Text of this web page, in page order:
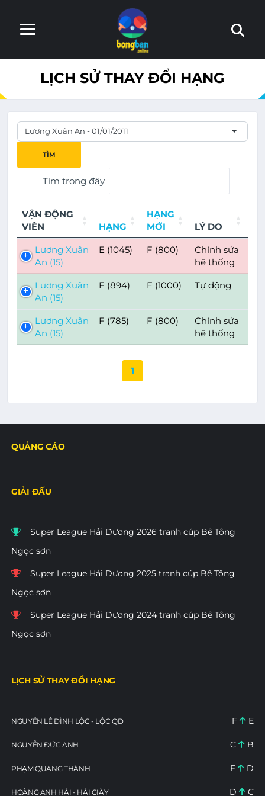
lỗi, xin báo lại với admin
LỊCH SỬ THAY ĐỔI HẠNG
Lương Xuân An - 01/01/2011
TÌM
Tìm trong đây
VẬN ĐỘNG
VIÊN
HẠNG
HẠNG
MỚI
LÝ DO
Lương Xuân
An (15)
E (1045) F (800)
Chỉnh sửa
hệ thống
Lương Xuân
An (15)
F (894) E (1000) Tự động
Lương Xuân
An (15)
F (785) F (800)
Chỉnh sửa
hệ thống
1
QUẢNG CÁO
GIẢI ĐẤU
Super League Hải Dương 2026 tranh cúp Bê Tông
Ngọc sơn
Super League Hải Dương 2025 tranh cúp Bê Tông
Ngọc sơn
Super League Hải Dương 2024 tranh cúp Bê Tông
Ngọc sơn
LỊCH SỬ THAY ĐỔI HẠNG
NGUYỄN LÊ ĐÌNH LỘC - LỘC QD F E
NGUYỄN ĐỨC ANH C B
PHẠM QUANG THÀNH E D
HOÀNG ANH HẢI - HẢI GIÀY D C